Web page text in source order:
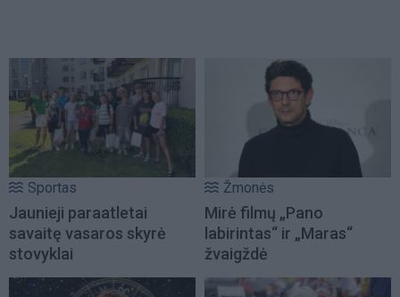
Sportas
Jaunieji paraatletai
savaitę vasaros skyrė
stovyklai
Žmonės
Mirė filmų „Pano
labirintas“ ir „Maras“
žvaigždė